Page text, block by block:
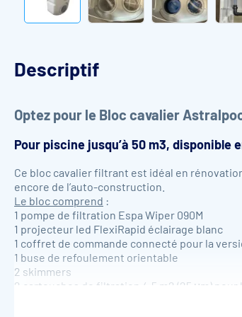
Descriptif
Optez pour le Bloc cavalier
Pour piscine jusqu’à 50 m3, disponible
Ce bloc cavalier filtrant est idéal en
encore de l’auto-construction.
Le bloc comprend :
1 pompe de filtration Espa Wiper 090M
1 projecteur led FlexiRapid éclairage blanc
1 coffret de commande connecté pour la
1 buse de refoulement orientable
2 skimmers
2 cartouches de filtration 4,5 m2 (25 μm) pour